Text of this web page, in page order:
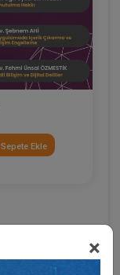
×
Sepete Ekle